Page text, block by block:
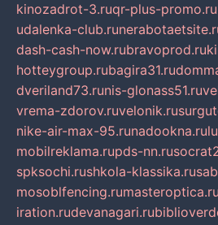
kinozadrot-3.ruqr-plus-promo.ru
udalenka-club.ru
dash-cash-now.rubravoprod.ru
hotteygroup.rubagira31.ru
dveriland73.runis-glonass51.ru
vrema-zdorov.ruvelonik.ru
nike-air-max-95.runadookna.ru
mobilreklama.rupds-nn.ru
spksochi.rushkola-klassika.ru
mosoblfencing.rumasteroptica.ru
iration.rudevanagari.ru